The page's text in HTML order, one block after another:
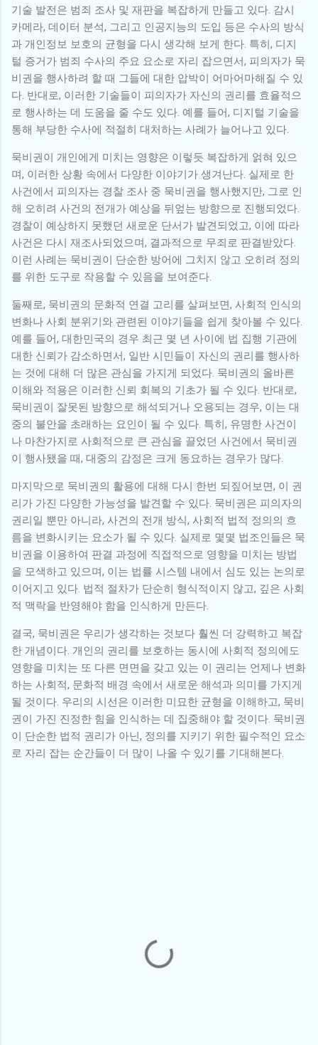
기술 발전은 범죄 조사 및 재판을 복잡하게 만들고 있다. 감시
카메라, 데이터 분석, 그리고 인공지능의 도입 등은 수사의 방식
과 개인정보 보호의 균형을 다시 생각해 보게 한다. 특히, 디지
털 증거가 범죄 수사의 주요 요소로 자리 잡으면서, 피의자가 묵
비권을 행사하려 할 때 그들에 대한 압박이 어마어마해질 수 있
다. 반대로, 이러한 기술들이 피의자가 자신의 권리를 효율적으
로 행사하는 데 도움을 줄 수도 있다. 예를 들어, 디지털 기술을
통해 부당한 수사에 적절히 대처하는 사례가 늘어나고 있다.
묵비권이 개인에게 미치는 영향은 이렇듯 복잡하게 얽혀 있으
며, 이러한 상황 속에서 다양한 이야기가 생겨난다. 실제로 한
사건에서 피의자는 경찰 조사 중 묵비권을 행사했지만, 그로 인
해 오히려 사건의 전개가 예상을 뒤엎는 방향으로 진행되었다.
경찰이 예상하지 못했던 새로운 단서가 발견되었고, 이에 따라
사건은 다시 재조사되었으며, 결과적으로 무죄로 판결받았다.
이런 사례는 묵비권이 단순한 방어에 그치지 않고 오히려 정의
를 위한 도구로 작용할 수 있음을 보여준다.
둘째로, 묵비권의 문화적 연결 고리를 살펴보면, 사회적 인식의
변화나 사회 분위기와 관련된 이야기들을 쉽게 찾아볼 수 있다.
예를 들어, 대한민국의 경우 최근 몇 년 사이에 법 집행 기관에
대한 신뢰가 감소하면서, 일반 시민들이 자신의 권리를 행사하
는 것에 대해 더 많은 관심을 가지게 되었다. 묵비권의 올바른
이해와 적용은 이러한 신뢰 회복의 기초가 될 수 있다. 반대로,
묵비권이 잘못된 방향으로 해석되거나 오용되는 경우, 이는 대
중의 불안을 초래하는 요인이 될 수 있다. 특히, 유명한 사건이
나 마찬가지로 사회적으로 큰 관심을 끌었던 사건에서 묵비권
이 행사됐을 때, 대중의 감정은 크게 동요하는 경우가 많다.
마지막으로 묵비권의 활용에 대해 다시 한번 되짚어보면, 이 권
리가 가진 다양한 가능성을 발견할 수 있다. 묵비권은 피의자의
권리일 뿐만 아니라, 사건의 전개 방식, 사회적 법적 정의의 흐
름을 변화시키는 요소가 될 수 있다. 실제로 몇몇 법조인들은 묵
비권을 이용하여 판결 과정에 직접적으로 영향을 미치는 방법
을 모색하고 있으며, 이는 법률 시스템 내에서 심도 있는 논의로
이어지고 있다. 법적 절차가 단순히 형식적이지 않고, 깊은 사회
적 맥락을 반영해야 함을 인식하게 만든다.
결국, 묵비권은 우리가 생각하는 것보다 훨씬 더 강력하고 복잡
한 개념이다. 개인의 권리를 보호하는 동시에 사회적 정의에도
영향을 미치는 또 다른 면면을 갖고 있는 이 권리는 언제나 변화
하는 사회적, 문화적 배경 속에서 새로운 해석과 의미를 가지게
될 것이다. 우리의 시선은 이러한 미묘한 균형을 이해하고, 묵비
권이 가진 진정한 힘을 인식하는 데 집중해야 할 것이다. 묵비권
이 단순한 법적 권리가 아닌, 정의를 지키기 위한 필수적인 요소
로 자리 잡는 순간들이 더 많이 나올 수 있기를 기대해본다.